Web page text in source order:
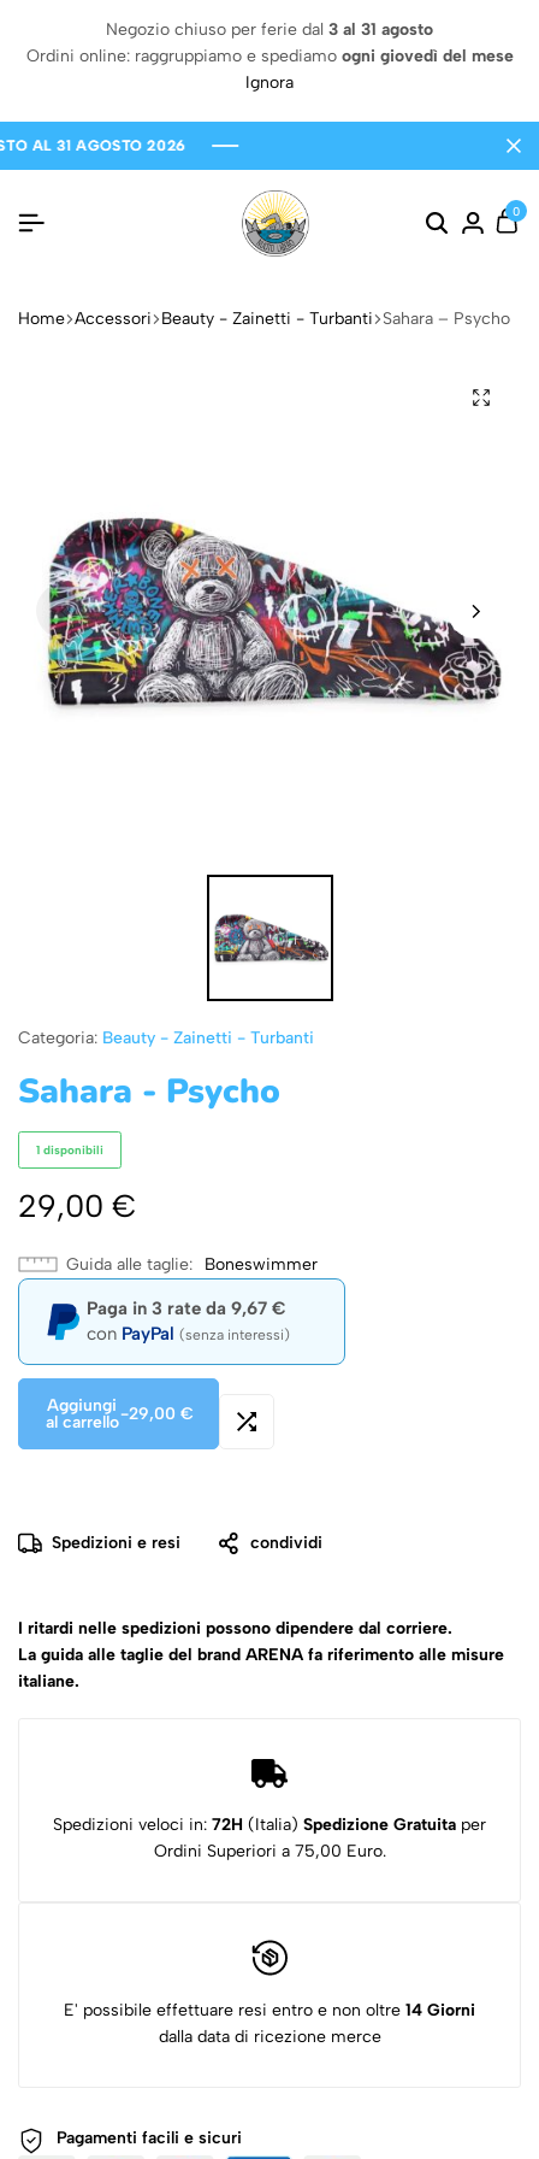
Negozio chiuso per ferie dal 3 al 31 agosto
Ordini online: raggruppiamo e spediamo ogni giovedì del mese
Ignora
31 AGOSTO 2026
31 AGOSTO 2026
31 AGOSTO 2026
0
Home Accessori Beauty - Zainetti - Turbanti Sahara – Psycho
Categoria: Beauty - Zainetti - Turbanti
Sahara - Psycho
1 disponibili
29,00 €
Guida alle taglie Boneswimmer
Paga in 3 rate da 9,67 €
con PayPal (senza interessi)
Aggiungi
al carrello-29,00 €
Spedizioni e resi condividi
I ritardi nelle spedizioni possono dipendere dal corriere.
La guida alle taglie del brand ARENA fa riferimento alle misure
italiane.
Spedizioni veloci in: 72H (Italia) Spedizione Gratuita per
Ordini Superiori a 75,00 Euro.
E' possibile effettuare resi entro e non oltre 14 Giorni
dalla data di ricezione merce
Pagamenti facili e sicuri